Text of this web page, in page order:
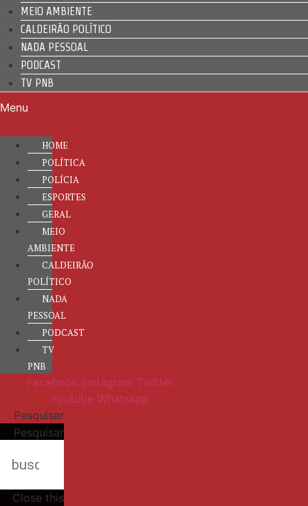
MEIO AMBIENTE
CALDEIRÃO POLÍTICO
NADA PESSOAL
PODCAST
TV PNB
Menu
HOME
POLÍTICA
POLÍCIA
ESPORTES
GERAL
MEIO
AMBIENTE
CALDEIRÃO
POLÍTICO
NADA
PESSOAL
PODCAST
TV
PNB
Facebook Instagram Twitter
Youtube Whatsapp
Pesquisar
Pesquisar
Close this